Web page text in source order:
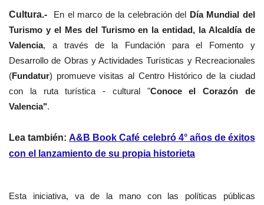
Cultura.- En el marco de la celebración del Día Mundial del
Turismo y el Mes del Turismo en la entidad, la Alcaldía de
Valencia, a través de la Fundación para el Fomento y
Desarrollo de Obras y Actividades Turísticas y Recreacionales
(Fundatur) promueve visitas al Centro Histórico de la ciudad
con la ruta turística - cultural "Conoce el Corazón de
Valencia".
Lea también:A&B Book Café celebró 4° años de éxitos
con el lanzamiento de su propia historieta
Esta iniciativa, va de la mano con las políticas públicas